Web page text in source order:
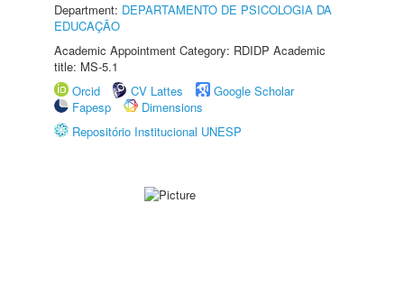
Department: DEPARTAMENTO DE PSICOLOGIA DA
EDUCAÇÃO
Academic Appointment Category: RDIDP Academic
title: MS-5.1
Orcid
CV Lattes
Google Scholar
Fapesp
Dimensions
Repositório Institucional UNESP